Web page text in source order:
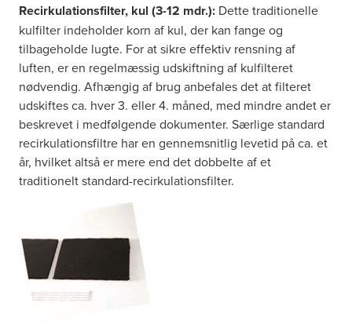
Recirkulationsfilter, kul (3-12 mdr.): Dette traditionelle
kulfilter indeholder korn af kul, der kan fange og
tilbageholde lugte. For at sikre effektiv rensning af
luften, er en regelmæssig udskiftning af kulfilteret
nødvendig. Afhængig af brug anbefales det at filteret
udskiftes ca. hver 3. eller 4. måned, med mindre andet er
beskrevet i medfølgende dokumenter. Særlige standard
recirkulationsfiltre har en gennemsnitlig levetid på ca. et
år, hvilket altså er mere end det dobbelte af et
traditionelt standard-recirkulationsfilter.